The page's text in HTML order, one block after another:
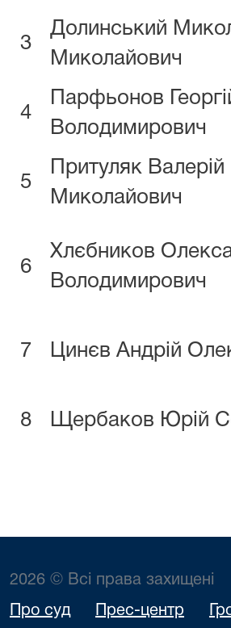
3
Долинський
Миколайович
4
Парфьонов
Володимирович
5
Притуляк Валерій
Миколайович
6
Хлєбников
Володимирович
7 Цинєв Андрій
8 Щербаков Юрій
2026 © Всі права захищені
Про суд Прес-центр